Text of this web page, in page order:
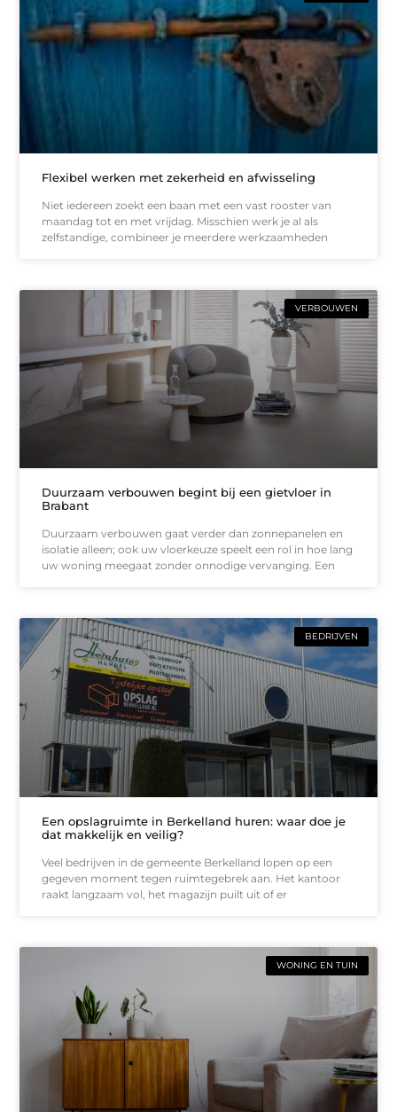
Flexibel werken met zekerheid en afwisseling
Niet iedereen zoekt een baan met een vast rooster van
maandag tot en met vrijdag. Misschien werk je al als
zelfstandige, combineer je meerdere werkzaamheden
VERBOUWEN
Duurzaam verbouwen begint bij een gietvloer in
Brabant
Duurzaam verbouwen gaat verder dan zonnepanelen en
isolatie alleen; ook uw vloerkeuze speelt een rol in hoe lang
uw woning meegaat zonder onnodige vervanging. Een
BEDRIJVEN
Een opslagruimte in Berkelland huren: waar doe je
dat makkelijk en veilig?
Veel bedrijven in de gemeente Berkelland lopen op een
gegeven moment tegen ruimtegebrek aan. Het kantoor
raakt langzaam vol, het magazijn puilt uit of er
WONING EN TUIN